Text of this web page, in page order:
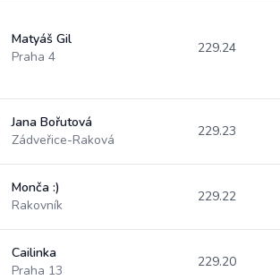
Matyáš Gil
Praha 4
229.24
Jana Bořutová
Zádveřice-Raková
229.23
Monča :)
Rakovník
229.22
Cailinka
Praha 13
229.20